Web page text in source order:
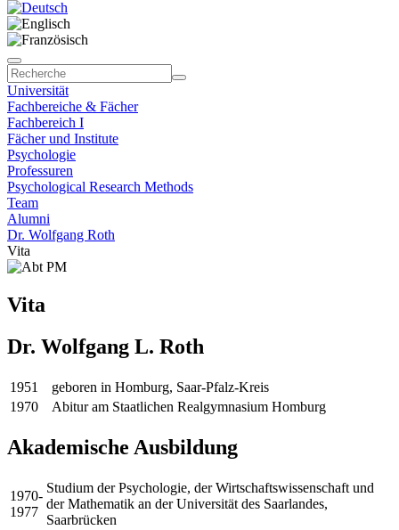
Universität
Fachbereiche & Fächer
Fachbereich I
Fächer und Institute
Psychologie
Professuren
Psychological Research Methods
Team
Alumni
Dr. Wolfgang Roth
Vita
Vita
Dr. Wolfgang L. Roth
1951
geboren in Homburg, Saar-Pfalz-Kreis
1970
Abitur am Staatlichen Realgymnasium Homburg
Akademische Ausbildung
1970-
1977
Studium der Psychologie, der Wirtschaftswissenschaft und
der Mathematik an der Universität des Saarlandes,
Saarbrücken